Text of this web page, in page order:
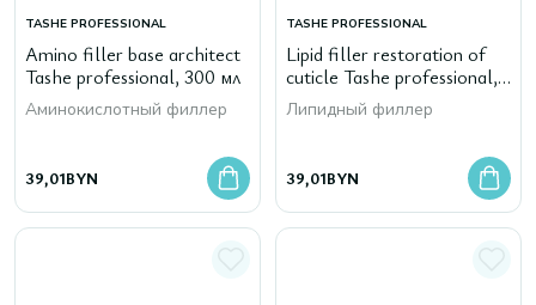
TASHE PROFESSIONAL
Amino filler base architect
Tashe professional, 300 мл
Аминокислотный филлер
39,01BYN
TASHE PROFESSIONAL
Lipid filler restoration of
cuticle Tashe professional,
300 мл
Липидный филлер
39,01BYN